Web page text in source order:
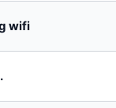
wifi